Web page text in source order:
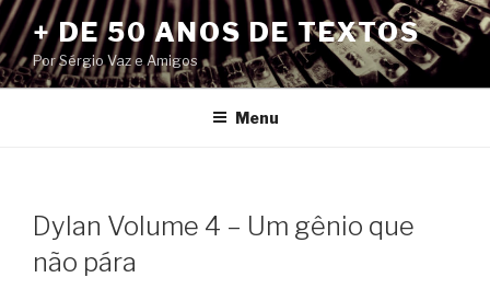
Pular
para
o
conteúdo
+ DE 50 ANOS DE TEXTOS
Por Sérgio Vaz e Amigos
Menu
Dylan Volume 4 – Um gênio que
não pára